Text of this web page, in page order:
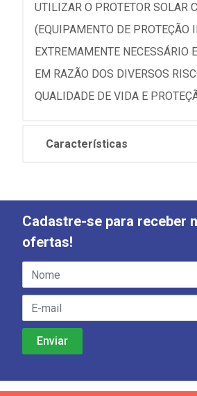
UTILIZAR O PROTETOR SOLAR
(EQUIPAMENTO DE PROTEÇÃO
EXTREMAMENTE NECESSÁRIO
EM RAZÃO DOS DIVERSOS
QUALIDADE DE VIDA E
Características
Cadastre-se para receber
ofertas!